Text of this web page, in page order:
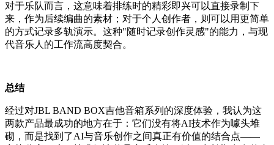
对于乐队而言，这意味着排练时的精彩即兴可以直接录制下
来，作为后续编曲的素材；对于个人创作者，则可以用更简单
的方式记录多轨演示。这种"随时记录创作灵感"的能力，与现
代音乐人的工作流高度契合。
总结
经过对JBL BAND BOX吉他音箱系列的深度体验，我认为这
两款产品最成功的地方在于：它们没有将AI技术作为噱头堆
砌，而是找到了AI与音乐创作之间真正有价值的结合点——